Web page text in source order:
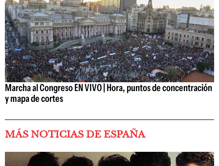
Marcha al Congreso EN VIVO | Hora, puntos de concentración
y mapa de cortes
MÁS NOTICIAS DE ESPAÑA